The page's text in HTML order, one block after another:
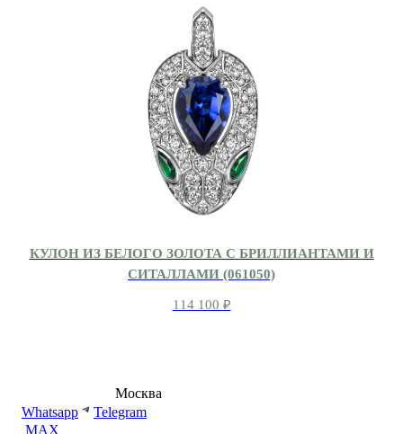
КУЛОН ИЗ БЕЛОГО ЗОЛОТА С БРИЛЛИАНТАМИ И
СИТАЛЛАМИ (061050)
114 100 ₽
Москва
Whatsapp
Telegram
MAX